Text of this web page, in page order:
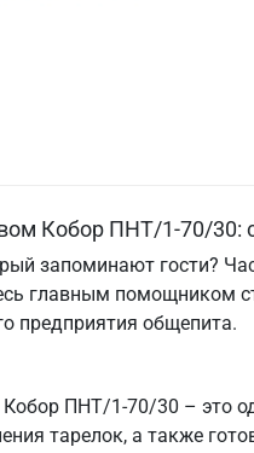
Кобор ПНТ/1-70/30:
запоминают гости?
главным помощником
предприятия общепита.
ПНТ/1-70/30 – это
тарелок, а также